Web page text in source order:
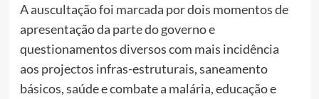
A auscultação foi marcada por dois momentos de
apresentação da parte do governo e
questionamentos diversos com mais incidência
aos projectos infras-estruturais, saneamento
básicos, saúde e combate a malária, educação e